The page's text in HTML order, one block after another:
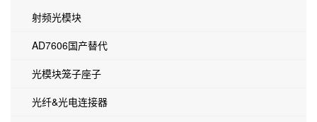
射频光模块
AD7606国产替代
光模块笼子座子
光纤&光电连接器